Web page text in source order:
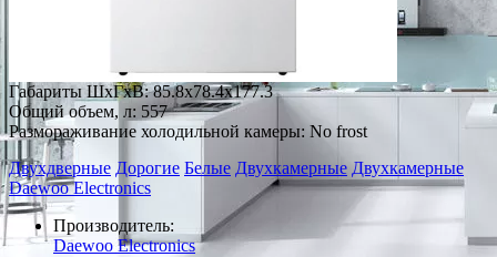
Габариты ШxГxВ: 85.8x78.4x177.3
Общий объем, л: 557
Размораживание холодильной камеры: No frost
Двухдверные Дорогие Белые Двухкамерные Двухкамерные
Daewoo Electronics
Производитель:
Daewoo Electronics